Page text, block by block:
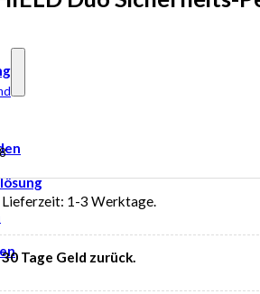
1-3 Werktage.
30 Tage Geld zurück.